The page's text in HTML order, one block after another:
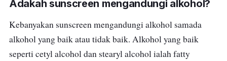
Adakah sunscreen mengandungi alkohol?
Kebanyakan sunscreen mengandungi alkohol samada
alkohol yang baik atau tidak baik. Alkohol yang baik
seperti cetyl alcohol dan stearyl alcohol ialah fatty